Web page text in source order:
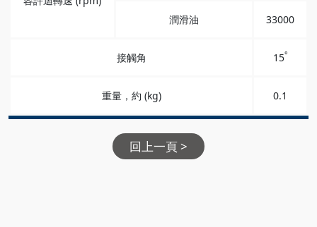
潤滑油 33000
接觸角 15°
重量，約 (kg) 0.1
回上一頁 >